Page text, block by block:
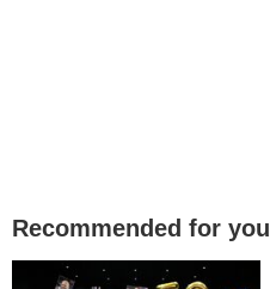
Recommended for you